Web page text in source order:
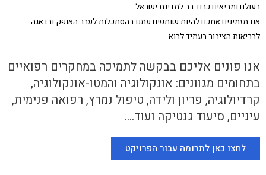
בעולם ומביאים כבוד רב למדינת ישראל.
אנו מזמינים אתכם להיות שותפים עמנו בהסתכלות לעבר האופק ובדאגה
לבריאות הציבור בעתיד לבוא.
אנו פונים אליכם בבקשה לתמיכה במחקרים רפואיים
בתחומים מגוונים: אונקולוגיה והמטו-אונקולוגיה,
קרדיולוגיה, פריון ולידה, טיפול נמרץ, רפואה פנימית,
עיניים, סיעוד גנטיקה ועוד….
לחצו כאן לתרומה עבור הפרויקט